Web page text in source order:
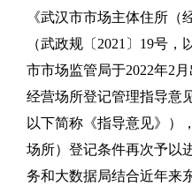
《武汉市市场主体住所（
（武政规〔2021〕19号
市市场监管局于2022年2
经营场所登记管理指导意
以下简称《指导意见》）
场所）登记条件再次予以
务和大数据局结合近年来